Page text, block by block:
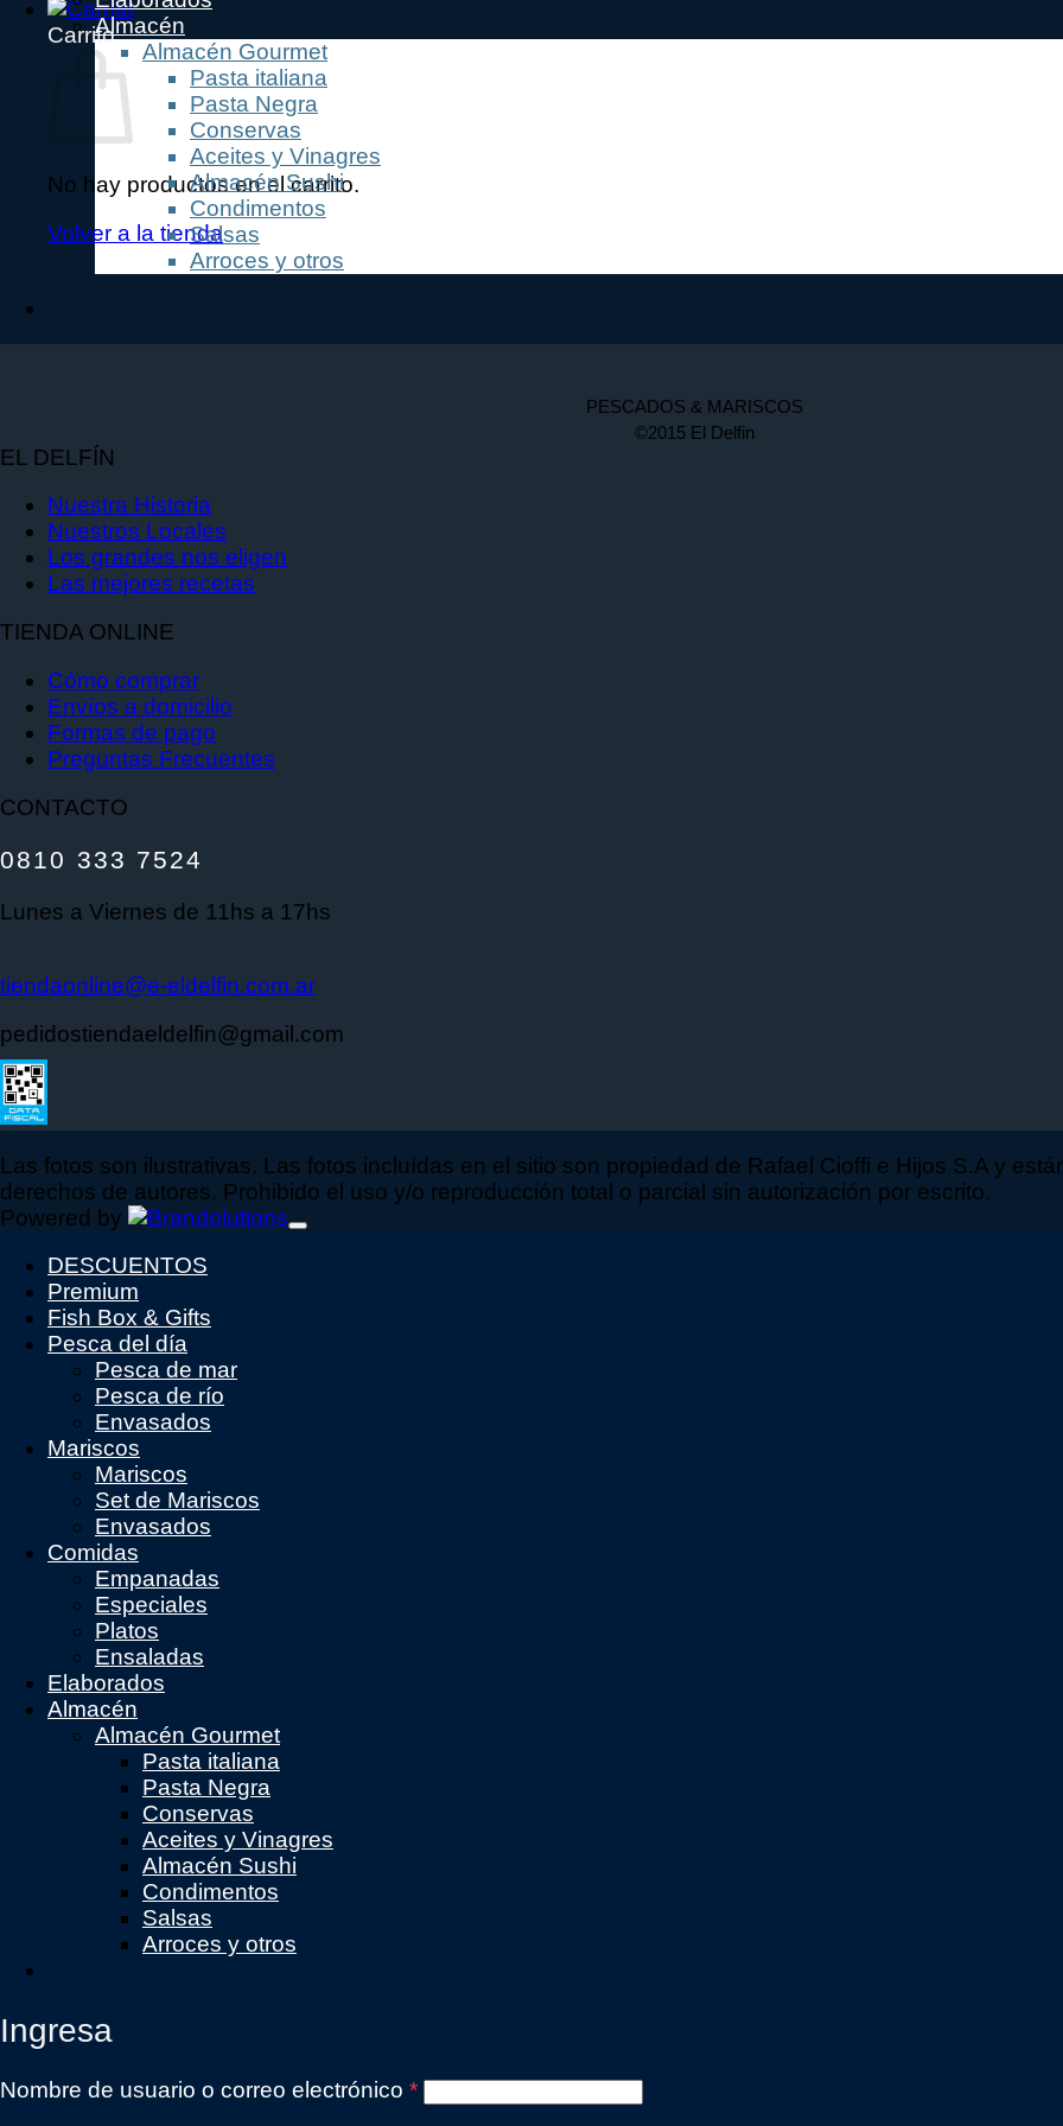
Carrito
No hay productos en el carrito.
Volver a la tienda
Almacén
Almacén Gourmet
Pasta italiana
Pasta Negra
Conservas
Aceites y Vinagres
Almacén Sushi
Condimentos
Salsas
Arroces y otros
PESCADOS & MARISCOS
©2015 El Delfin
EL DELFÍN
Nuestra Historia
Nuestros Locales
Los grandes nos eligen
Las mejores recetas
TIENDA ONLINE
Cómo comprar
Envíos a domicilio
Formas de pago
Preguntas Frecuentes
CONTACTO
0810 333 7524
Lunes a Viernes de 11hs a 17hs
tiendaonline@e-eldelfin.com.ar
pedidostiendaeldelfin@gmail.com
Las fotos son ilustrativas. Las fotos incluídas en el sitio son propiedad de Rafael Cioffi e Hijos S.A y
derechos de autores. Prohibido el uso y/o reproducción total o parcial sin autorización por escrito.
Powered by
DESCUENTOS
Premium
Fish Box & Gifts
Pesca del día
Pesca de mar
Pesca de río
Envasados
Mariscos
Mariscos
Set de Mariscos
Envasados
Comidas
Empanadas
Especiales
Platos
Ensaladas
Elaborados
Almacén
Almacén Gourmet
Pasta italiana
Pasta Negra
Conservas
Aceites y Vinagres
Almacén Sushi
Condimentos
Salsas
Arroces y otros
Ingresa
Nombre de usuario o correo electrónico *Obligatorio